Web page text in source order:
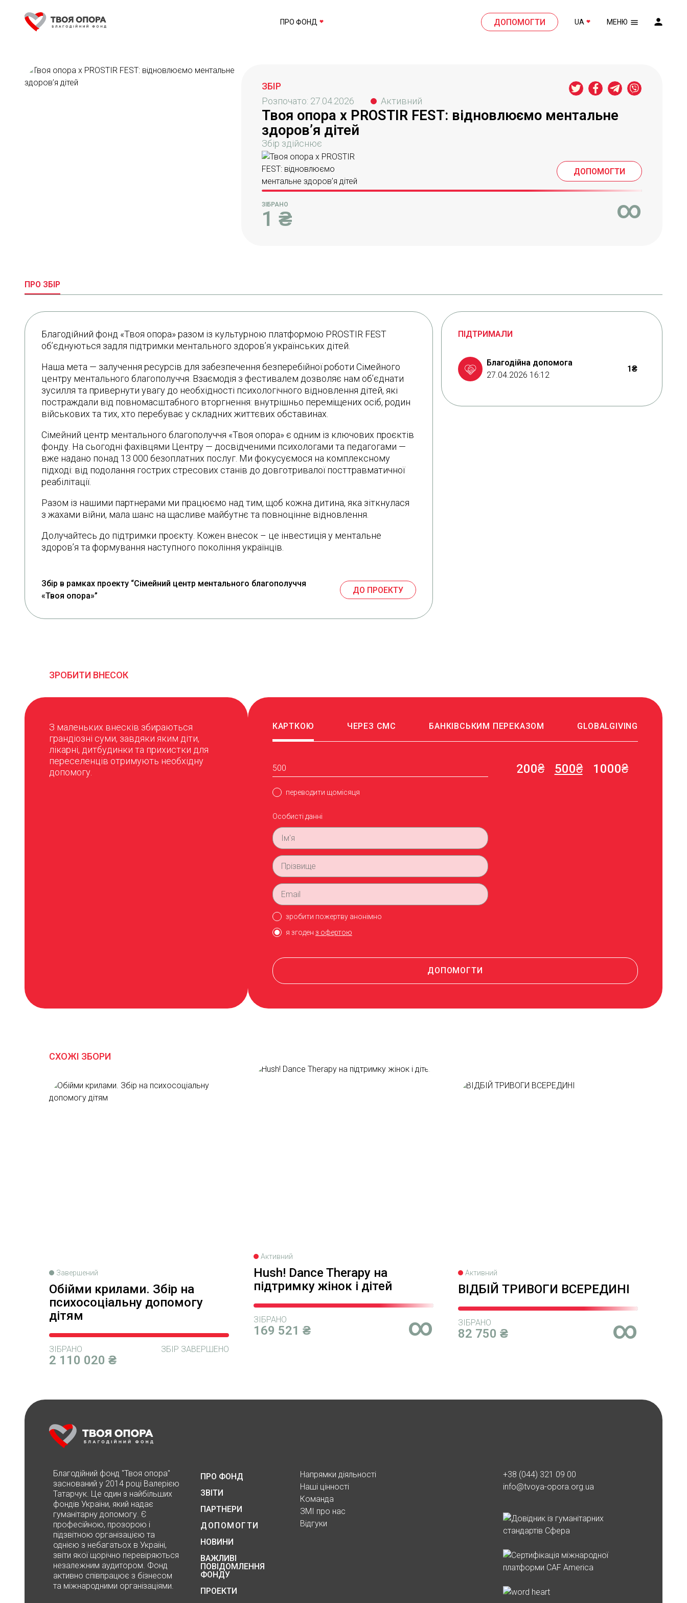
ПРО ФОНД ДОПОМОГТИ UA МЕНЮ
ЗБІР
Твоя опора x PROSTIR FEST: відновлюємо ментальне
здоров’я дітей
Розпочато: 27.04.2026 Активний
Збір здійснює
ДОПОМОГТИ
ЗІБРАНО
1₴ ∞
ПРО ЗБІР
Благодійний фонд «Твоя опора» разом із культурною платформою PROSTIR FEST
об’єднуються задля підтримки ментального здоров’я українських дітей.
Наша мета — залучення ресурсів для забезпечення безперебійної роботи Сімейного
центру ментального благополуччя. Взаємодія з фестивалем дозволяє нам об’єднати
зусилля та привернути увагу до необхідності психологічного відновлення дітей, які
постраждали від повномасштабного вторгнення: внутрішньо переміщених осіб, родин
військових та тих, хто перебуває у складних життєвих обставинах.
Сімейний центр ментального благополуччя «Твоя опора» є одним із ключових проєктів
фонду. На сьогодні фахівцями Центру — досвідченими психологами та педагогами —
вже надано понад 13 000 безоплатних послуг. Ми фокусуємося на комплексному
підході: від подолання гострих стресових станів до довготривалої посттравматичної
реабілітації.
Разом із нашими партнерами ми працюємо над тим, щоб кожна дитина, яка зіткнулася
з жахами війни, мала шанс на щасливе майбутнє та повноцінне відновлення.
Долучайтесь до підтримки проєкту. Кожен внесок – це інвестиція у ментальне
здоров’я та формування наступного покоління українців.
Збір в рамках проекту “Сімейний центр ментального благополуччя
«Твоя опора»”
ДО ПРОЕКТУ
ПІДТРИМАЛИ
Благодійна допомога
27.04.2026 16:12
1₴
ЗРОБИТИ ВНЕСОК
З маленьких внесків збираються
грандіозні суми, завдяки яким діти,
лікарні, дитбудинки та прихистки для
переселенців отримують необхідну
допомогу.
КАРТКОЮ ЧЕРЕЗ СМС БАНКІВСЬКИМ ПЕРЕКАЗОМ GLOBALGIVING
200₴ 500₴ 1000₴
переводити щомісяця
Особисті данні
зробити пожертву анонімно
я згоден з офертою
ДОПОМОГТИ
СХОЖІ ЗБОРИ
Завершений
Обійми крилами. Збір на
психосоціальну допомогу
дітям
ЗІБРАНО
2 110 020 ₴
ЗБІР ЗАВЕРШЕНО
Активний
Hush! Dance Therapy на
підтримку жінок і дітей
ЗІБРАНО
169 521 ₴ ∞
Активний
ВІДБІЙ ТРИВОГИ ВСЕРЕДИНІ
ЗІБРАНО
82 750 ₴ ∞
+38 (044) 321 09 00
info@tvoya-opora.org.ua
ПРО ФОНД
Напрямки діяльності
Наші цінності
Команда
ЗМІ про нас
Відгуки
ЗВІТИ
ПАРТНЕРИ
ДОПОМОГТИ
НОВИНИ
ВАЖЛИВІ
ПОВІДОМЛЕННЯ
ФОНДУ
ПРОЕКТИ
Благодійний фонд "Твоя опора"
заснований у 2014 році Валерією
Татарчук. Це один з найбільших
фондів України, який надає
гуманітарну допомогу. Є
професійною, прозорою і
підзвітною організацією та
однією з небагатьох в Україні,
звіти якої щорічно перевіряються
незалежним аудитором. Фонд
активно співпрацює з бізнесом
та міжнародними організаціями.